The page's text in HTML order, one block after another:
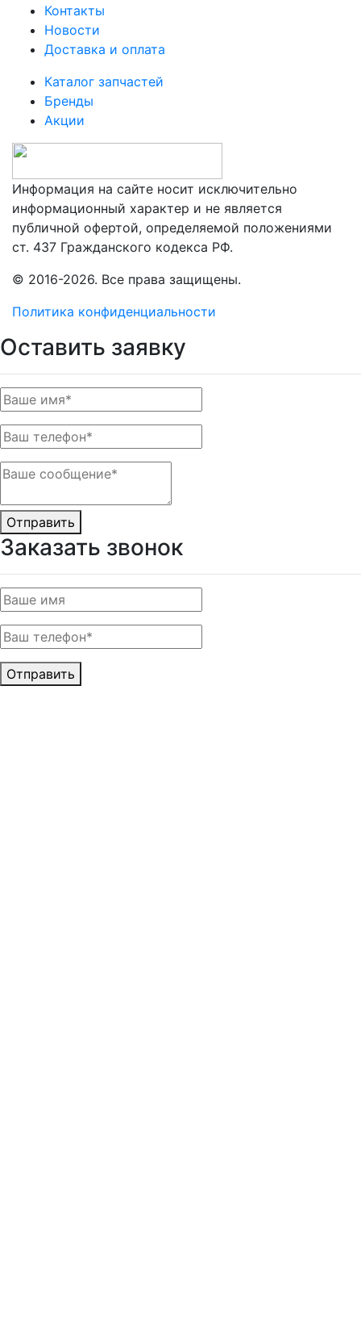
Информация на сайте носит исключительно
информационный характер и не является
публичной офертой, определяемой положениями
ст. 437 Гражданского кодекса РФ.
Контакты
Новости
Доставка и оплата
Каталог запчастей
Бренды
Акции
© 2016-2026. Все права защищены.
Политика конфиденциальности
Оставить заявку
Отправить
Заказать звонок
Отправить